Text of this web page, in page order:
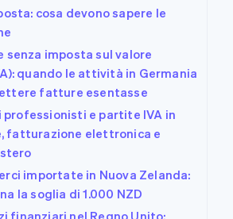
cosa devono sapere le
senza imposta sul valore
quando le attività in Germania
fatture esentasse
professionisti e partite IVA in
fatturazione elettronica e
importate in Nuova Zelanda:
la soglia di 1.000 NZD
finanziari nel Regno Unito: